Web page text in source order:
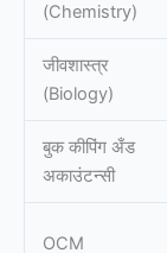
(Chemistry)
जीवशास्त्र
(Biology)
बुक कीपिंग अँड
अकाउंटन्सी
OCM